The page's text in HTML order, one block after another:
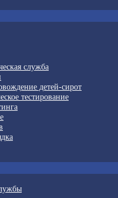
служба
детей-сирот
тестирование